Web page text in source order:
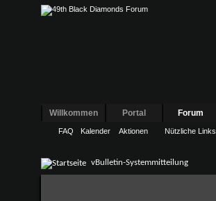
Willkommen Portal Forum
FAQ Kalender Aktionen Nützliche Links
vBulletin-Systemmitteilung